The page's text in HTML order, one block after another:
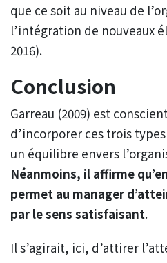
que ce soit au niveau de
l’intégration de nouveaux
2016).
Conclusion
Garreau (2009) est
d’incorporer ces trois
un équilibre envers
Néanmoins, il affirme
permet au manager
par le sens satisfaisant.
Il s’agirait, ici, d’attirer